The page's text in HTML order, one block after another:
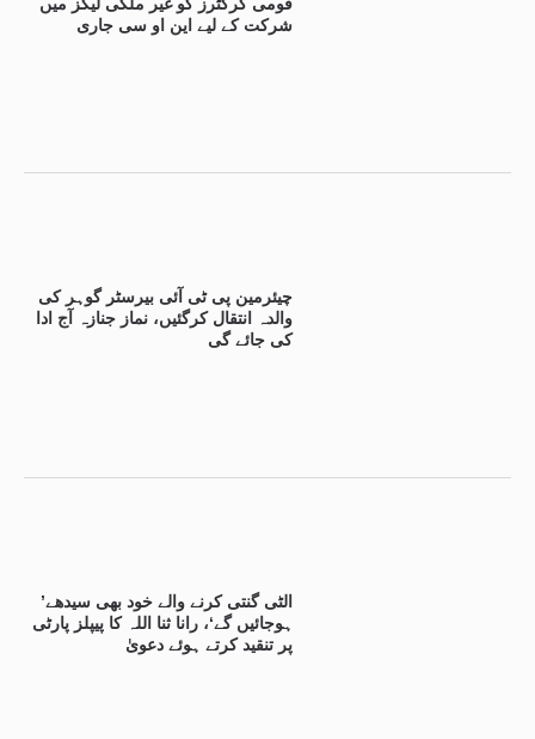
شرکت کے لیے این او سی جاری
چیئرمین پی ٹی آئی بیرسٹر گوہر کی
والدہ انتقال کرگئیں، نماز جنازہ آج ادا
کی جائے گی
’الٹی گنتی کرنے والے خود بھی سیدھے
ہوجائیں گے‘، رانا ثنا اللہ کا پیپلز پارٹی
پر تنقید کرتے ہوئے دعویٰ